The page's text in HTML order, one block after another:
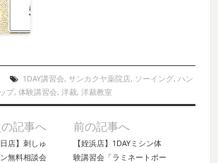
1DAY講習会, サンカクヤ薬院店, ソーイング, ハン
プ,体験講習会,洋裁,洋裁教室
記事へ
店】刺しゅ
無料相談会
前の記事へ
【姪浜店】1DAYミシン体
験講習会「ラミネートポー